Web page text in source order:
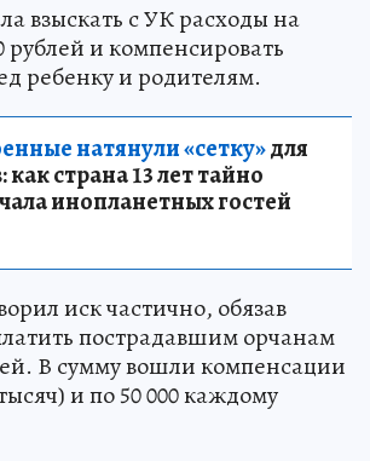
взыскать с УК расходы на
рублей и компенсировать
ребенку и родителям.
натянули «сетку»для
страна 13 лет тайно
инопланетных гостей
иск частично, обязав
пострадавшим орчанам
В сумму вошли компенсации
и по 50 000 каждому